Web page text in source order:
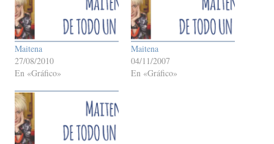
Maitena
27/08/2010
En «Gráfico»
Maitena
04/11/2007
En «Gráfico»